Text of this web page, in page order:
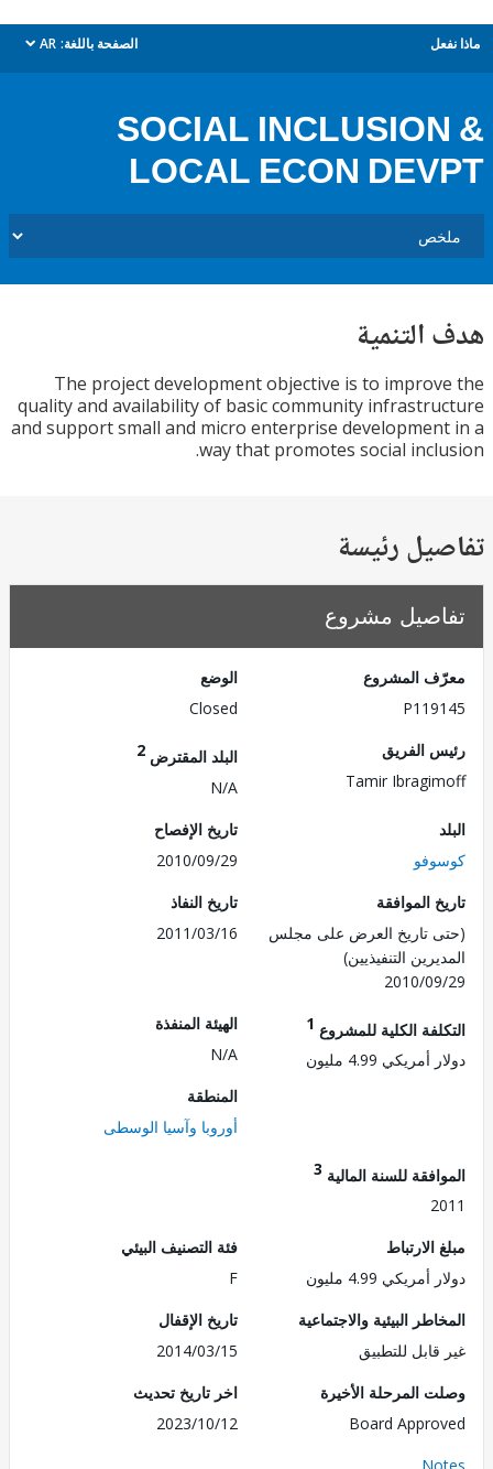
الصفحة باللغة: AR
dropdown
SOCIAL
LOCAL ECON
The project development objective is to
quality and availability of basic community
and support small and micro enterprise
way that promotes social
رئيسة
مشروع
المشروع
الفريق
Tamir
البلد المقترض
تاريخ الإفصاح
2010/09/29
الموافقة
تاريخ العرض على مجلس
التنفيذيين)
2010/
تاريخ النفاذ
2011/03/16
الكلية للمشروع1
4.99 مليون
الهيئة المنفذة
أوروبا وآسيا الوسطى
للسنة المالية3
4.99 مليون
فئة التصنيف البيئي
البيئية والاجتماعية
للتطبيق
تاريخ الإقفال
2014/03/15
المرحلة الأخيرة
Board
اخر تاريخ تحديث
2023/10/12